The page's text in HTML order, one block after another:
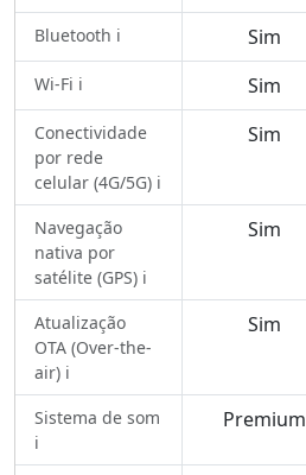
Bluetooth ℹ️ Sim
Wi-Fi ℹ️ Sim
Conectividade
por rede
celular (4G/5G) ℹ️
Sim
Navegação
nativa por
satélite (GPS) ℹ️
Sim
Atualização
OTA (Over-the-
air) ℹ️
Sim
Sistema de som
ℹ️
Premium